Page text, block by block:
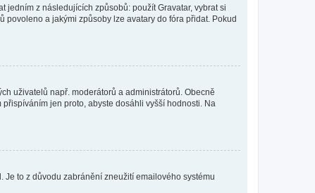
jedním z následujících způsobů: použít Gravatar, vybrat si
a jakými způsoby lze avatary do fóra přidat. Pokud
uživatelů např. moderátorů a administrátorů. Obecně
jen proto, abyste dosáhli vyšší hodnosti. Na
to z důvodu zabránění zneužití emailového systému